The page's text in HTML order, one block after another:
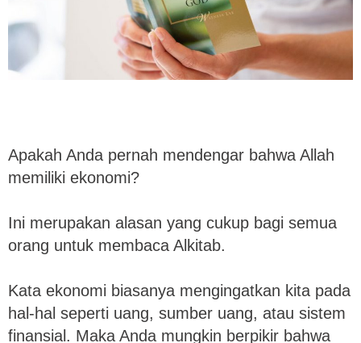
Apakah Anda pernah mendengar bahwa Allah
memiliki ekonomi?
Ini merupakan alasan yang cukup bagi semua
orang untuk membaca Alkitab.
Kata ekonomi biasanya mengingatkan kita pada
hal-hal seperti uang, sumber uang, atau sistem
finansial. Maka Anda mungkin berpikir bahwa